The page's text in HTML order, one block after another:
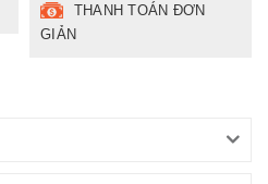
THANH TOÁN ĐƠN
GIẢN